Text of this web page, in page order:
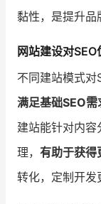
黏性，是提升品
网站建设对SEO
不同建站模式对
满足基础SEO需
建站能针对内
理， 有助于获得
转化，定制开发